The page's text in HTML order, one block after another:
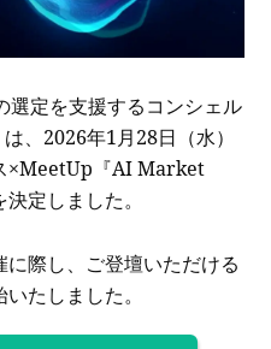
定を支援するコンシェル
、2026年1月28日（水）
×MeetUp『AI Market
定しました。
際し、ご登壇いただける
たしました。